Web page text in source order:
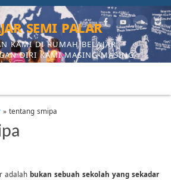
semi palar
KAMI DI RUMAH BELAJAR,
DIRI KAMI MASING-MASING
» tentang smipa
adalah bukan sebuah sekolah yang sekadar